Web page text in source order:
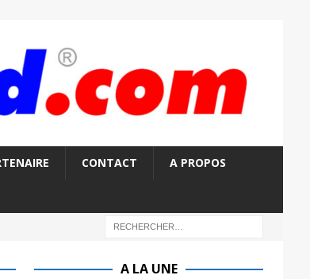
CONTACT A PROPOS
A LA UNE